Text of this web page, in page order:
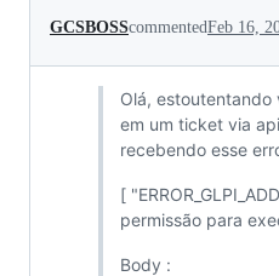
GCSBOSScommentedFeb 16,
Olá,
em um ticket via
recebendo esse
[
permissão para
Body :